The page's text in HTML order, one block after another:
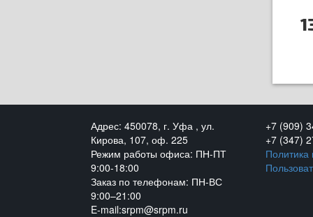
Адрес: 450078, г. Уфа , ул.
Кирова, 107, оф. 225
Режим работы офиса: ПН-ПТ
9:00-18:00
Заказ по телефонам: ПН-ВС
9:00–21:00
E-mail:srpm@srpm.ru
+7 (909)
+7 (347)